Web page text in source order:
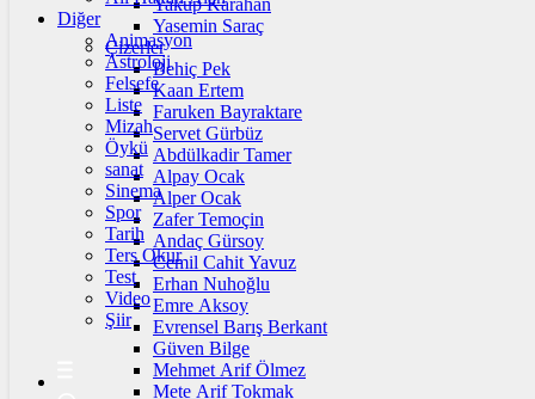
Diğer
Animasyon
Astroloji
Felsefe
Liste
Mizah
Öykü
sanat
Sinema
Spor
Tarih
Ters Okur
Test
Video
Şiir
Yakup Karahan
Yasemin Saraç
Çizerler
Behiç Pek
Kaan Ertem
Faruken Bayraktare
Servet Gürbüz
Abdülkadir Tamer
Alpay Ocak
Alper Ocak
Zafer Temoçin
Andaç Gürsoy
Cemil Cahit Yavuz
Erhan Nuhoğlu
Emre Aksoy
Evrensel Barış Berkant
Güven Bilge
Mehmet Arif Ölmez
Mete Arif Tokmak